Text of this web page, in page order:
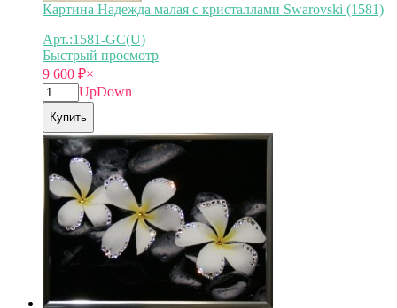
Картина Надежда малая с кристаллами Swarovski (1581)
Арт.:1581-GC(U)
Быстрый просмотр
9 600 ₽×
UpDown
Купить